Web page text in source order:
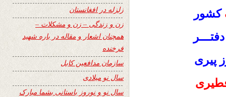
کشور
پیری
زلزله در افغانستان
زن و زندگی – زن و مشکلات –
همچنان اشعار و مقاله در باره شهید
فرخنده
سازمان مدافعین کابل
سال نو میلادی
سال نو و نوروز باستانی بشما مبارک